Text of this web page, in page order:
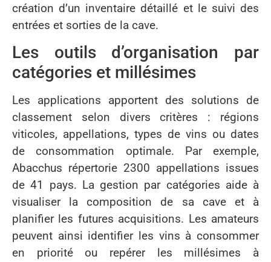
création d’un inventaire détaillé et le suivi des
entrées et sorties de la cave.
Les outils d’organisation par
catégories et millésimes
Les applications apportent des solutions de
classement selon divers critères : régions
viticoles, appellations, types de vins ou dates
de consommation optimale. Par exemple,
Abacchus répertorie 2300 appellations issues
de 41 pays. La gestion par catégories aide à
visualiser la composition de sa cave et à
planifier les futures acquisitions. Les amateurs
peuvent ainsi identifier les vins à consommer
en priorité ou repérer les millésimes à